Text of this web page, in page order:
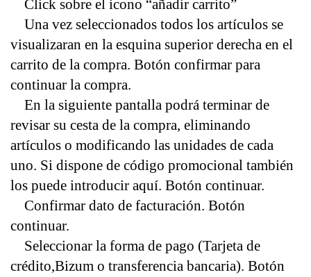
Click sobre el icono “añadir carrito”
Una vez seleccionados todos los artículos se
visualizaran en la esquina superior derecha en el
carrito de la compra. Botón confirmar para
continuar la compra.
En la siguiente pantalla podrá terminar de
revisar su cesta de la compra, eliminando
artículos o modificando las unidades de cada
uno. Si dispone de código promocional también
los puede introducir aquí. Botón continuar.
Confirmar dato de facturación. Botón
continuar.
crédito,Bizum o transferencia bancaria). Botón